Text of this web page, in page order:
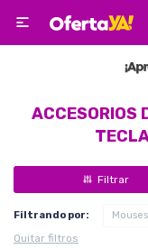

ACCESORIOS
Filtrando por:
Quitar filtros
Tv,